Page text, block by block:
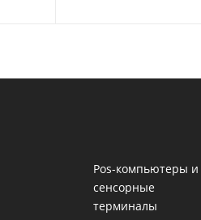
Pos-компьютеры и
сенсорные
терминалы